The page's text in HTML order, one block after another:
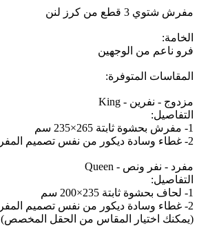
مفرش شتوي 3 قطع من كرز لنن
الخامة:
فرو ناعم من الوجهين
المقاسات المتوفرة:
مزدوج - نفرين - King
التفاصيل:
1- مفرش بحشوة ثابتة 265×235 سم
2- غطاء وسادة ديكور من نفس تصميم المفرش 90×50+5 سم
مفرد - نفر ونص - Queen
التفاصيل:
1- لحاف بحشوة ثابتة 235×200 سم
2- غطاء وسادة ديكور من نفس تصميم المفرش 75×50+5 سم
(يمكنك اختيار المقاس من الحقل المخصص)